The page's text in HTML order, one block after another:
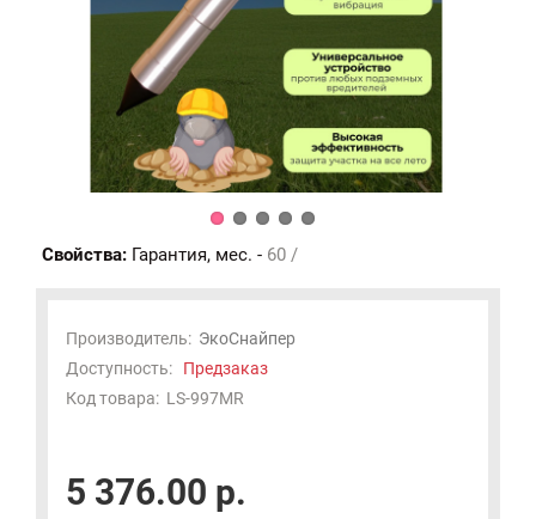
Свойства: Гарантия, мес. - 60 /
Производитель: ЭкоСнайпер
Доступность: Предзаказ
Код товара: LS-997MR
5 376.00 р.